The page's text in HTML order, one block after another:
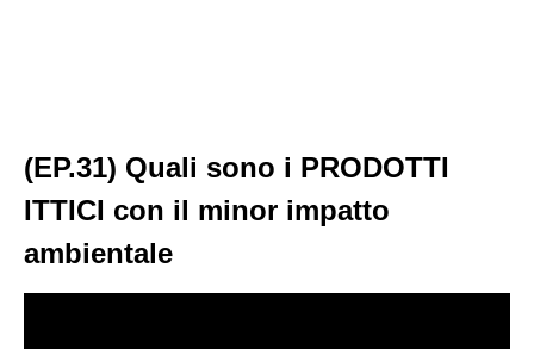
(EP.31) Quali sono i PRODOTTI
ITTICI con il minor impatto
ambientale